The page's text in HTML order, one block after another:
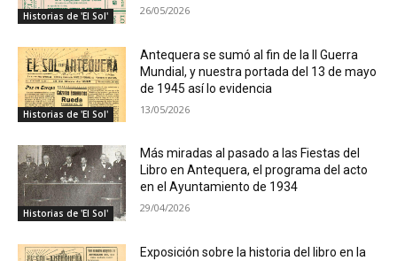
Historias de 'El Sol' 26/05/2026
Historias de 'El Sol'
Antequera se sumó al fin de la II Guerra
Mundial, y nuestra portada del 13 de mayo
de 1945 así lo evidencia
13/05/2026
Historias de 'El Sol'
Más miradas al pasado a las Fiestas del
Libro en Antequera, el programa del acto
en el Ayuntamiento de 1934
29/04/2026
Exposición sobre la historia del libro en la